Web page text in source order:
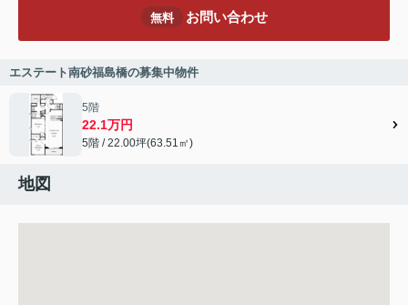
無料 お問い合わせ
エステート南砂福島橋の募集中物件
5階
22.1万円
5階 / 22.00坪(63.51㎡)
地図